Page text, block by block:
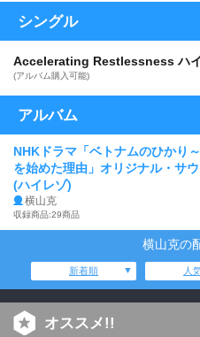
シングル
Accelerating Restlessness ハ
(アルバム購入可能)
アルバム
NHKドラマ「ベトナムのひかり
を始めた理由」オリジナル・サ
(ハイレゾ)
横山克
収録商品:29商品
横山克の
新着順 人
オススメ!!